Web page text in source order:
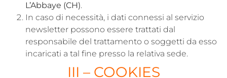
L’Abbaye (CH).
In caso di necessità, i dati connessi al servizio
newsletter possono essere trattati dal
responsabile del trattamento o soggetti da esso
incaricati a tal fine presso la relativa sede.
III – COOKIES